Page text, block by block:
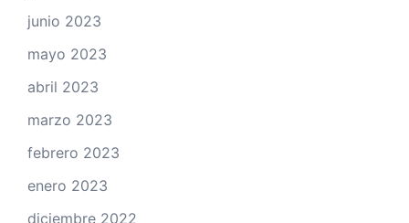
junio 2023
mayo 2023
abril 2023
marzo 2023
febrero 2023
enero 2023
diciembre 2022